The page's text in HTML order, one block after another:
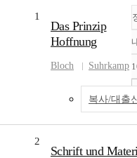
1
Das Prinzip
Hoffnung
Bloch Suhrkamp
복사/대출
2
Schrift und